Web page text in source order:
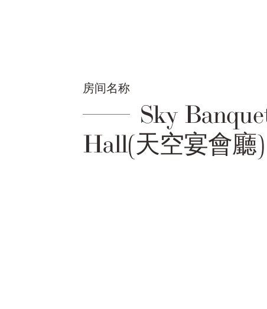
房间名称
Sky
Hall(天空宴會廳)